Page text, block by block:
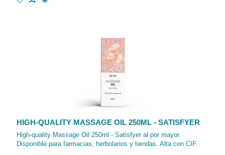
HIGH-QUALITY MASSAGE OIL 250ML - SATISFYER
High-quality Massage Oil 250ml - Satisfyer al por mayor.
Disponible para farmacias, herbolarios y tiendas. Alta con CIF.